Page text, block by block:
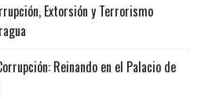
Extorsión y Terrorismo
Reinando en el Palacio de